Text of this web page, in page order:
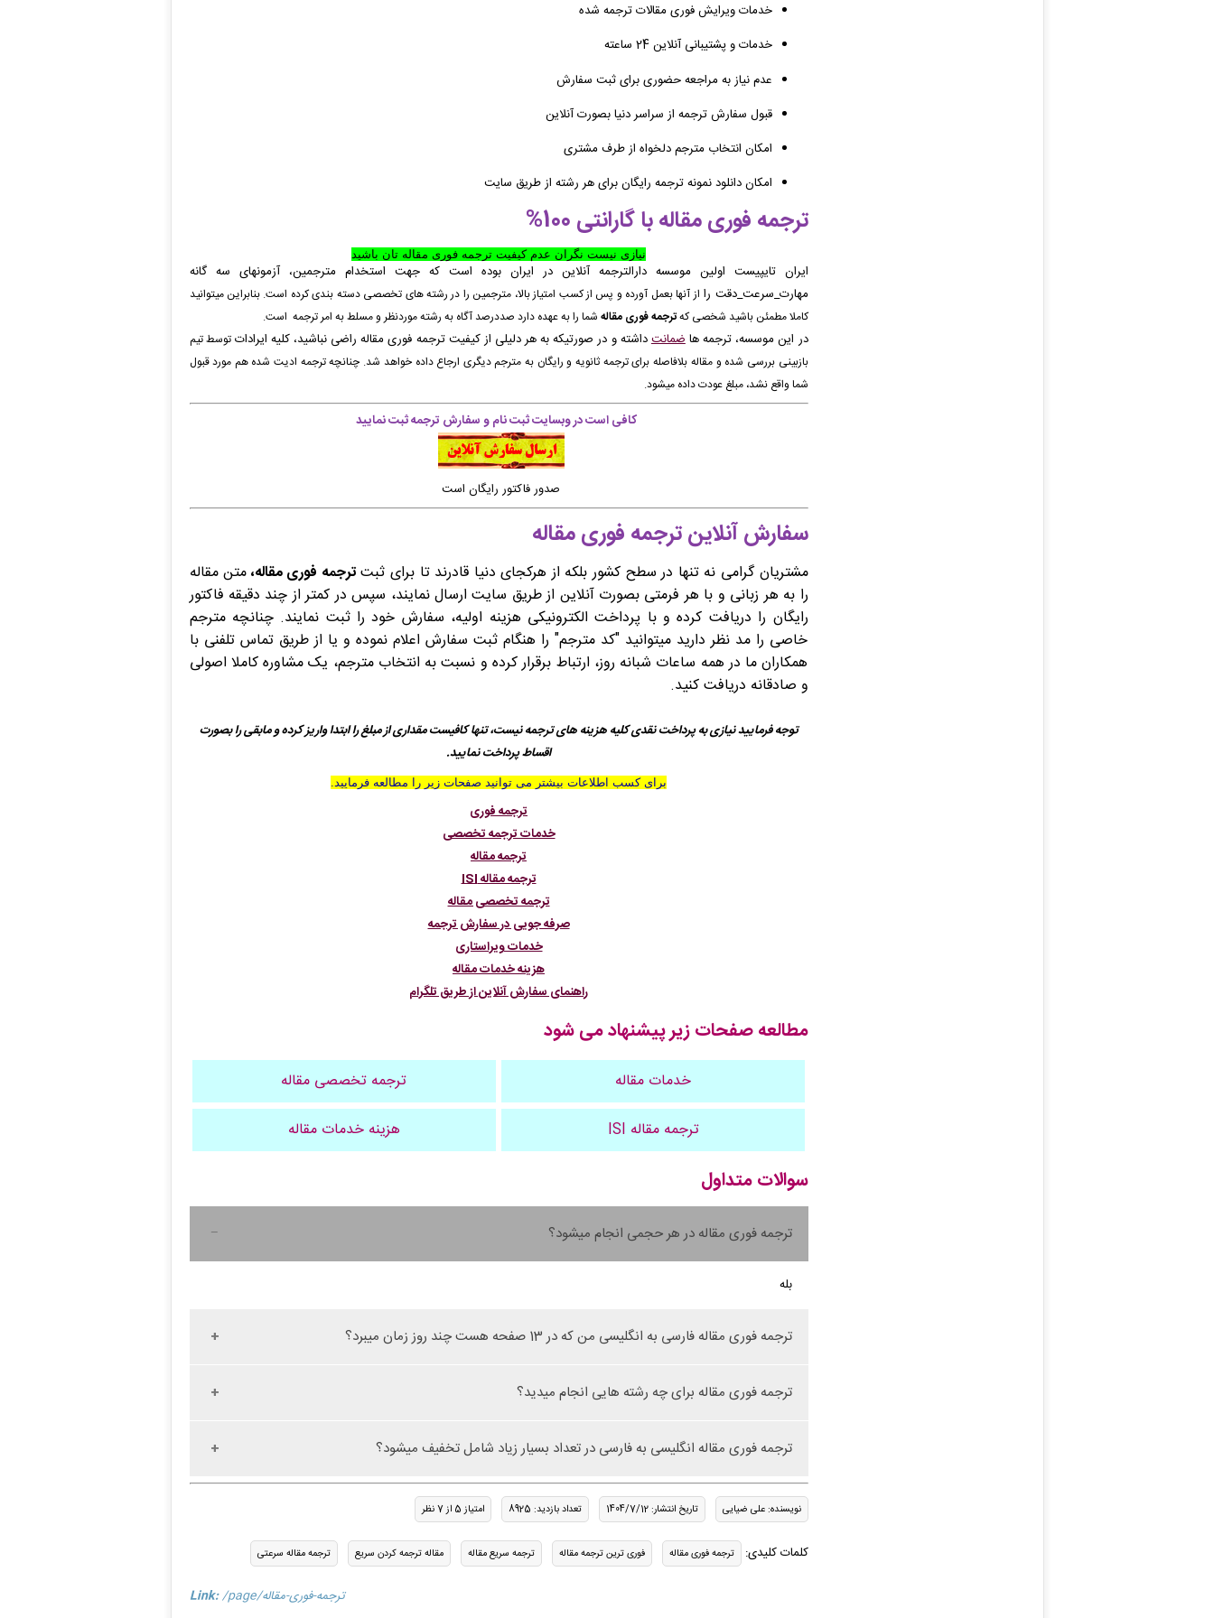
خدمات ویرایش فوری مقالات ترجمه شده
خدمات و پشتیبانی آنلاین 24 ساعته
عدم نیاز به مراجعه حضوری برای ثبت سفارش
قبول سفارش ترجمه از سراسر دنیا بصورت آنلاین
امکان انتخاب مترجم دلخواه از طرف مشتری
امکان دانلود نمونه ترجمه رایگان برای هر رشته از طریق سایت
ترجمه فوری مقاله با گارانتی 100%
نیازی نیست نگران عدم کیفیت ترجمه فوری مقاله تان باشید
ایران تایپیست اولین موسسه دارالترجمه آنلاین در ایران بوده است که جهت استخدام مترجمین، آزمونهای سه گانه
مهارت_سرعت_دقت را از آنهابعمل آورده و پس از کسب امتیاز بالا، مترجمین را در رشته های تخصصی دسته بندی کرده است. بنابراین میتوانید
کاملا مطمئن باشید شخصی کهترجمه فوری مقاله شما را به عهده دارد صددرصد آگاه به رشته موردنظر و مسلط به امر ترجمه است.
در این موسسه، ترجمه هاضمانتداشته و در صورتیکه به هر دلیلی از کیفیت ترجمه فوری مقاله راضی نباشید، کلیه ایراداتتوسط تیم
بازبینیبررسی شده و مقاله بلافاصله برای ترجمه ثانویه و رایگان به مترجم دیگری ارجاع داده خواهد شد. چنانچه ترجمه ادیت شده هم مورد قبول
شما واقع نشد، مبلغ عودت داده میشود.
کافی است در وبسایت ثبت نام و سفارش ترجمه ثبت نمایید
صدور فاکتور رایگان است
سفارش آنلاین ترجمه فوری مقاله
مشتریان گرامی نه تنها در سطح کشور بلکه از هرکجای دنیا قادرند تا برای ثبتترجمه فوری مقاله،متن مقاله
را به هر زبانی و با هر فرمتی بصورت آنلاین از طریق سایت ارسال نمایند، سپس در کمتر از چند دقیقه فاکتور
رایگان را دریافت کرده و با پرداخت الکترونیکی هزینه اولیه، سفارش خود را ثبت نمایند. چنانچه مترجم
خاصی را مد نظر دارید میتوانید "کد مترجم" را هنگام ثبت سفارش اعلام نموده و یا از طریق تماس تلفنی با
همکاران ما در همه ساعات شبانه روز، ارتباط برقرار کرده و نسبت به انتخاب مترجم، یک مشاوره کاملا اصولی
و صادقانه دریافت کنید.
توجه فرمایید نیازی به پرداخت نقدی کلیه هزینه های ترجمه نیست، تنها کافیست مقداری ازمبلغ را ابتدا واریز کرده و مابقی را بصورت
اقساط پرداخت نمایید.
برای کسب اطلاعات بیشتر می توانید صفحات زیر را مطالعه فرمایید.
ترجمه فوری
خدمات ترجمه تخصصی
ترجمه مقاله
ترجمه مقاله ISI
ترجمه تخصصی مقاله
صرفه جویی در سفارش ترجمه
خدمات ویراستاری
هزینه خدمات مقاله
راهنمای سفارش آنلاین از طریق تلگرام
مطالعه صفحات زیر پیشنهاد می شود
خدمات مقاله
ترجمه تخصصی مقاله
ترجمه مقاله ISI
هزینه خدمات مقاله
سوالات متداول
ترجمه فوری مقاله در هر حجمی انجام میشود؟
بله
ترجمه فوری مقاله فارسی به انگلیسی من که در 13 صفحه هست چند روز زمان میبرد؟
ترجمه فوری مقاله برای چه رشته هایی انجام میدید؟
ترجمه فوری مقاله انگلیسی به فارسی در تعداد بسیار زیاد شامل تخفیف میشود؟
نویسنده: علی ضیایی تاریخ انتشار: 1404/7/12 تعداد بازدید: 8925 امتیاز 5 از 7 نظر
کلمات کلیدی: ترجمه فوری مقاله فوری ترین ترجمه مقاله ترجمه سریع مقاله مقاله ترجمه کردن سریع ترجمه مقاله سرعتی
Link: /page/ترجمه-فوری-مقاله